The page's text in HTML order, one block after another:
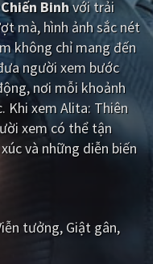
đình
sử
sử
Bản
Binhvới trải
mà, hình ảnh sắc nét
không chỉ mang đến
người xem bước
nơi mỗi khoảnh
Khi xem Alita: Thiên
xem có thể tận
và những diễn biến
tưởng Giật gân